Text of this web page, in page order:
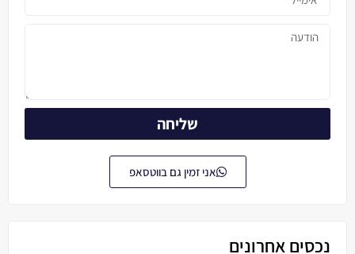
שליחה
אני זמין גם בווטסאפ
נכסים אחרונים